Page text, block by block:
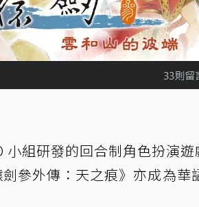
小組研發的回合制角色扮演
參外傳：天之痕》亦成為華